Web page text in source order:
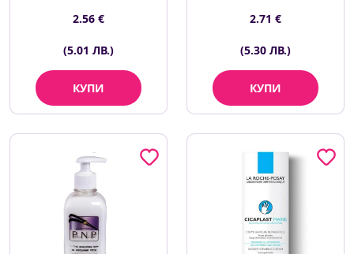
2.56 €
(5.01 ЛВ.)
КУПИ
2.71 €
(5.30 ЛВ.)
КУПИ